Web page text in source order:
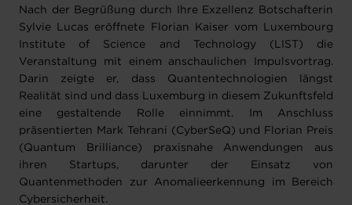
Nach der Begrüßung durch Ihre Exzellenz Botschafterin
Sylvie Lucas eröffnete Florian Kaiser vom Luxembourg
Institute of Science and Technology (LIST) die
Veranstaltung mit einem anschaulichen Impulsvortrag.
Darin zeigte er, dass Quantentechnologien längst
Realität sind und dass Luxemburg in diesem Zukunftsfeld
eine gestaltende Rolle einnimmt. Im Anschluss
präsentierten Mark Tehrani (CyberSeQ) und Florian Preis
(Quantum Brilliance) praxisnahe Anwendungen aus
ihren Startups, darunter der Einsatz von
Quantenmethoden zur Anomalieerkennung im Bereich
Cybersicherheit.